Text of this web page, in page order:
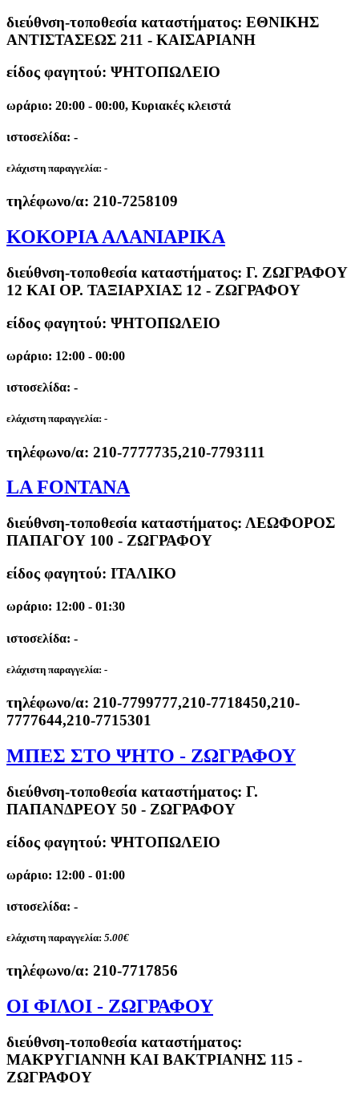
διεύθνση-τοποθεσία καταστήματος: ΕΘΝΙΚΗΣ
ΑΝΤΙΣΤΑΣΕΩΣ 211 - ΚΑΙΣΑΡΙΑΝΗ
είδος φαγητού: ΨΗΤΟΠΩΛΕΙΟ
ωράριο: 20:00 - 00:00, Κυριακές κλειστά
ιστοσελίδα: -
ελάχιστη παραγγελία: -
τηλέφωνο/α: 210-7258109
ΚΟΚΟΡΙΑ ΑΛΑΝΙΑΡΙΚΑ
διεύθνση-τοποθεσία καταστήματος: Γ. ΖΩΓΡΑΦΟΥ
12 ΚΑΙ ΟΡ. ΤΑΞΙΑΡΧΙΑΣ 12 - ΖΩΓΡΑΦΟΥ
είδος φαγητού: ΨΗΤΟΠΩΛΕΙΟ
ωράριο: 12:00 - 00:00
ιστοσελίδα: -
ελάχιστη παραγγελία: -
τηλέφωνο/α: 210-7777735,210-7793111
LA FONTANA
διεύθνση-τοποθεσία καταστήματος: ΛΕΩΦΟΡΟΣ
ΠΑΠΑΓΟΥ 100 - ΖΩΓΡΑΦΟΥ
είδος φαγητού: ΙΤΑΛΙΚΟ
ωράριο: 12:00 - 01:30
ιστοσελίδα: -
ελάχιστη παραγγελία: -
τηλέφωνο/α: 210-7799777,210-7718450,210-
7777644,210-7715301
ΜΠΕΣ ΣΤΟ ΨΗΤΟ - ΖΩΓΡΑΦΟΥ
διεύθνση-τοποθεσία καταστήματος: Γ.
ΠΑΠΑΝΔΡΕΟΥ 50 - ΖΩΓΡΑΦΟΥ
είδος φαγητού: ΨΗΤΟΠΩΛΕΙΟ
ωράριο: 12:00 - 01:00
ιστοσελίδα: -
ελάχιστη παραγγελία: 5.00€
τηλέφωνο/α: 210-7717856
ΟΙ ΦΙΛΟΙ - ΖΩΓΡΑΦΟΥ
διεύθνση-τοποθεσία καταστήματος:
ΜΑΚΡΥΓΙΑΝΝΗ ΚΑΙ ΒΑΚΤΡΙΑΝΗΣ 115 -
ΖΩΓΡΑΦΟΥ